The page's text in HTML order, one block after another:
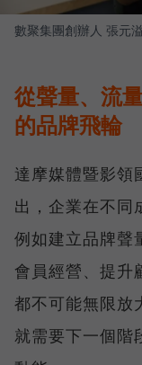
數聚集團創辦人 張元溢
從聲量、流
的品牌飛輪
達摩媒體暨影領
出，企業在不同
例如建立品牌聲
會員經營、提升
都不可能無限放
就需要下一個階